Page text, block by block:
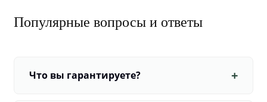
Популярные вопросы и ответы
Что вы гарантируете?